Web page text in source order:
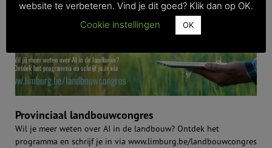
Provinciaal landbouwcongres
Wil je meer weten over AI in de landbouw? Ontdek het
programma en schrijf je in via www.limburg.be/landbouwcongres
website te verbeteren. Vind je dit goed? Klik dan op OK.
Cookie instellingen
OK